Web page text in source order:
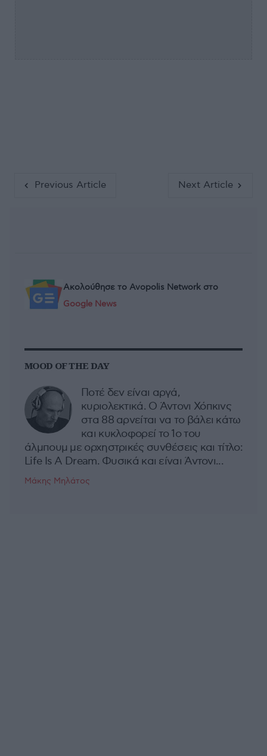
Previous Article Next Article
Ακολούθησε το Avopolis Network στο
Google News
MOOD OF THE DAY
Ποτέ δεν είναι αργά,
κυριολεκτικά. Ο Άντονι Χόπκινς
στα 88 αρνείται να το βάλει κάτω
και κυκλοφορεί το 1ο του
άλμπουμ με ορχηστρικές συνθέσεις και τίτλο:
Life Is A Dream. Φυσικά και είναι Άντονι...
Μάκης Μηλάτος